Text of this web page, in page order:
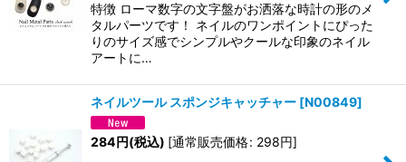
特徴 ローマ数字の文字盤がお洒落な時計の形のメ
タルパーツです！ ネイルのワンポイントにぴった
りのサイズ感でシンプルやクールな印象のネイル
アートに…
ネイルツール スポンジキャッチャー [N00849]
284円(税込) [通常販売価格: 298円]